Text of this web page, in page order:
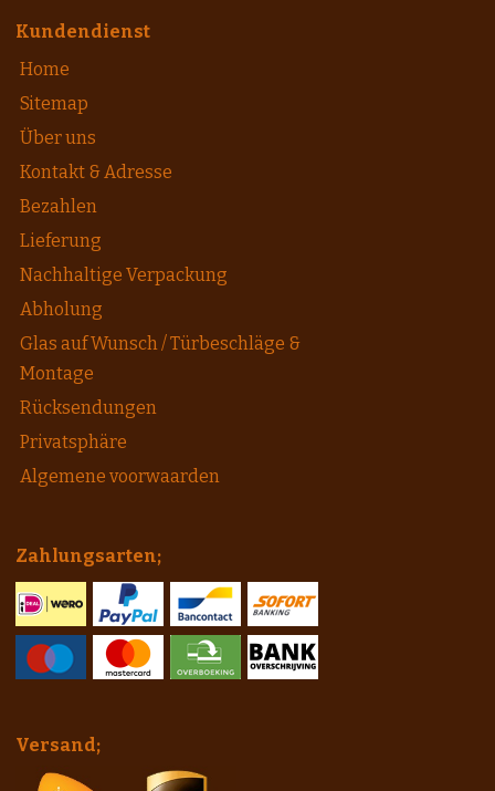
Kundendienst
Home
Sitemap
Über uns
Kontakt & Adresse
Bezahlen
Lieferung
Nachhaltige Verpackung
Abholung
Glas auf Wunsch / Türbeschläge &
Montage
Rücksendungen
Privatsphäre
Algemene voorwaarden
Zahlungsarten;
Versand;